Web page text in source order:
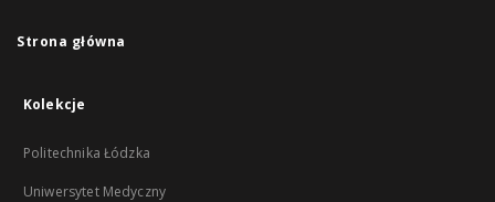
Strona główna
Kolekcje
Politechnika Łódzka
Uniwersytet Medyczny